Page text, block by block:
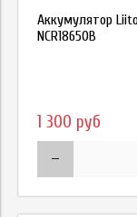
Аккумулятор
NCR18650B
1 300 руб